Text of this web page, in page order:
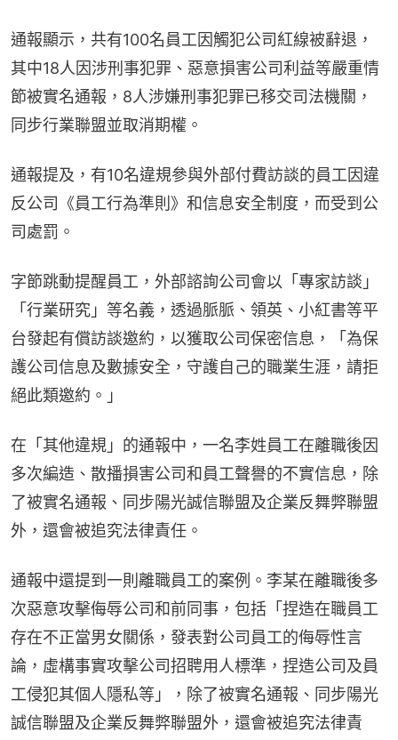
通報顯示，共有100名員工因觸犯公司紅線被辭退，
其中18人因涉刑事犯罪、惡意損害公司利益等嚴重情
節被實名通報，8人涉嫌刑事犯罪已移交司法機關，
同步行業聯盟並取消期權。
通報提及，有10名違規參與外部付費訪談的員工因違
反公司《員工行為準則》和信息安全制度，而受到公
司處罰。
字節跳動提醒員工，外部諮詢公司會以「專家訪談」
「行業研究」等名義，透過脈脈、領英、小紅書等平
台發起有償訪談邀約，以獲取公司保密信息，「為保
護公司信息及數據安全，守護自己的職業生涯，請拒
絕此類邀約。」
在「其他違規」的通報中，一名李姓員工在離職後因
多次編造、散播損害公司和員工聲譽的不實信息，除
了被實名通報、同步陽光誠信聯盟及企業反舞弊聯盟
外，還會被追究法律責任。
通報中還提到一則離職員工的案例。李某在離職後多
次惡意攻擊侮辱公司和前同事，包括「捏造在職員工
存在不正當男女關係，發表對公司員工的侮辱性言
論，虛構事實攻擊公司招聘用人標準，捏造公司及員
工侵犯其個人隱私等」，除了被實名通報、同步陽光
誠信聯盟及企業反舞弊聯盟外，還會被追究法律責